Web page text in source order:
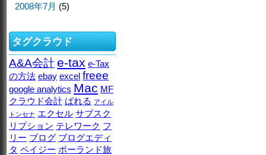
2008年7月 (5)
タグクラウド
A&A会計e-tax e-Tax
の方法 ebay excel freee
google analytics Mac MF
クラウド会計 ばれる アイル
トンセナ エクセル サブスク
リプション テレワーク フ
リー ブログ ブログエディ
タ ペイジー ポーランド旅